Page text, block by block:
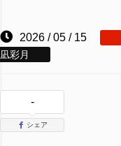
2026 / 05 / 15
凪彩月
-
シェア